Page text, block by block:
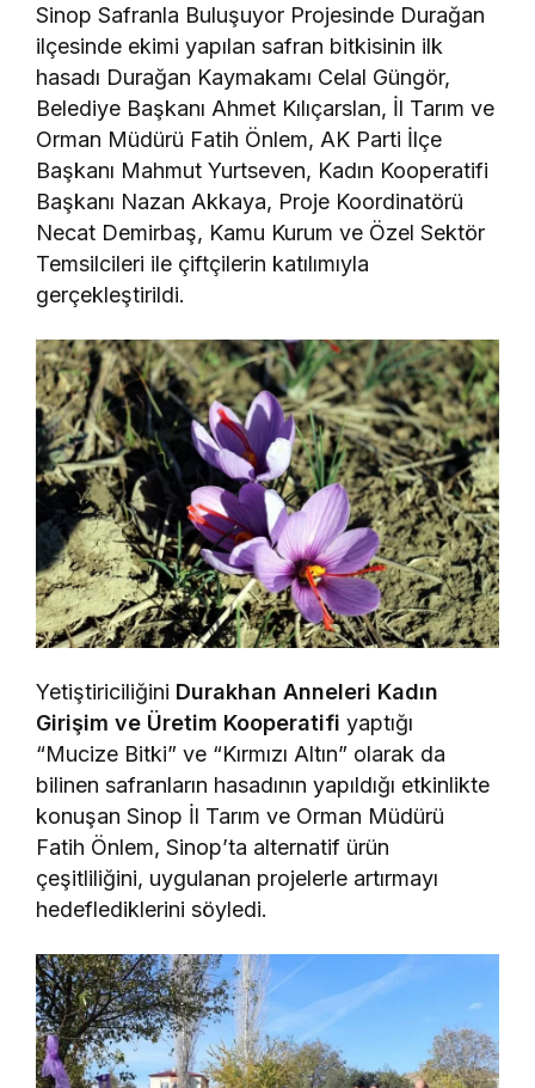
Sinop Safranla Buluşuyor Projesinde Durağan
ilçesinde ekimi yapılan safran bitkisinin ilk
hasadı Durağan Kaymakamı Celal Güngör,
Belediye Başkanı Ahmet Kılıçarslan, İl Tarım ve
Orman Müdürü Fatih Önlem, AK Parti İlçe
Başkanı Mahmut Yurtseven, Kadın Kooperatifi
Başkanı Nazan Akkaya, Proje Koordinatörü
Necat Demirbaş, Kamu Kurum ve Özel Sektör
Temsilcileri ile çiftçilerin katılımıyla
gerçekleştirildi.
Yetiştiriciliğini Durakhan Anneleri Kadın
Girişim ve Üretim Kooperatifi yaptığı
“Mucize Bitki” ve “Kırmızı Altın” olarak da
bilinen safranların hasadının yapıldığı etkinlikte
konuşan Sinop İl Tarım ve Orman Müdürü
Fatih Önlem, Sinop’ta alternatif ürün
çeşitliliğini, uygulanan projelerle artırmayı
hedeflediklerini söyledi.